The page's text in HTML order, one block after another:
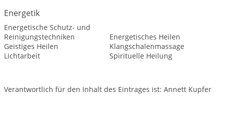
Energetik
Energetische Schutz- und
Reinigungstechniken
Energetisches Heilen
Geistiges Heilen
Klangschalenmassage
Lichtarbeit
Spirituelle Heilung
Verantwortlich für den Inhalt des Eintrages ist: Annett Kupfer